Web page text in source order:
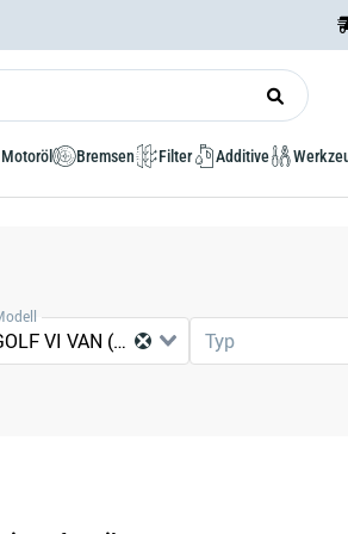
Motoröl Bremsen Filter Additive
GOLF VI VAN (5K1) Typ